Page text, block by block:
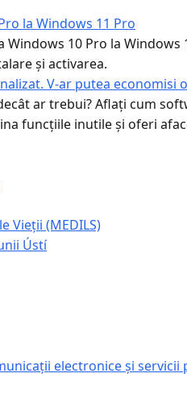
la Windows 11 Pro
10 Pro la
și activarea.
V-ar putea economisi
ar trebui? Aflați cum
funcțiile inutile și oferi
Vieții (MEDILS)
Ústí
electronice și servicii